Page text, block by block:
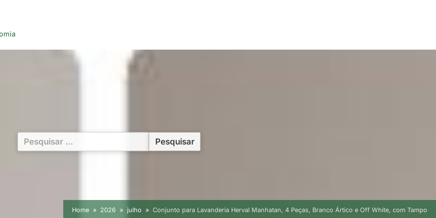
Pesquisar
por:
Home 2026 julho Conjunto para Lavanderia Herval Manhatan, 4 Peças, Branco Ártico e Off White, com Tampo